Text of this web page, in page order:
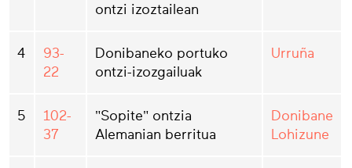
ontzi izoztailean
4
93-
22
Donibaneko portuko
ontzi-izozgailuak
Urruña
5
102-
37
"Sopite" ontzia
Alemanian berritua
Donibane
Lohizune